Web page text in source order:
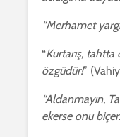
“Merhamet
“Kurtarış, tahtta
özgüdür!”
“Aldanmayın,
ekerse onu